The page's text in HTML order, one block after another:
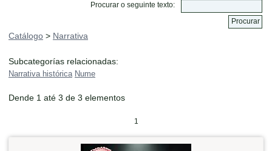
Procurar o seguinte texto:
Catálogo > Narrativa
Subcategorías relacionadas:
Narrativa histórica Nume
Dende 1 até 3 de 3 elementos
1